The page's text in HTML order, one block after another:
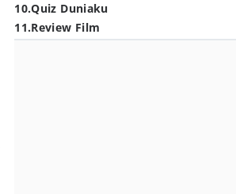
10.Quiz Duniaku
11.Review Film